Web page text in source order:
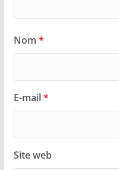
Nom *
E-mail*
Site web